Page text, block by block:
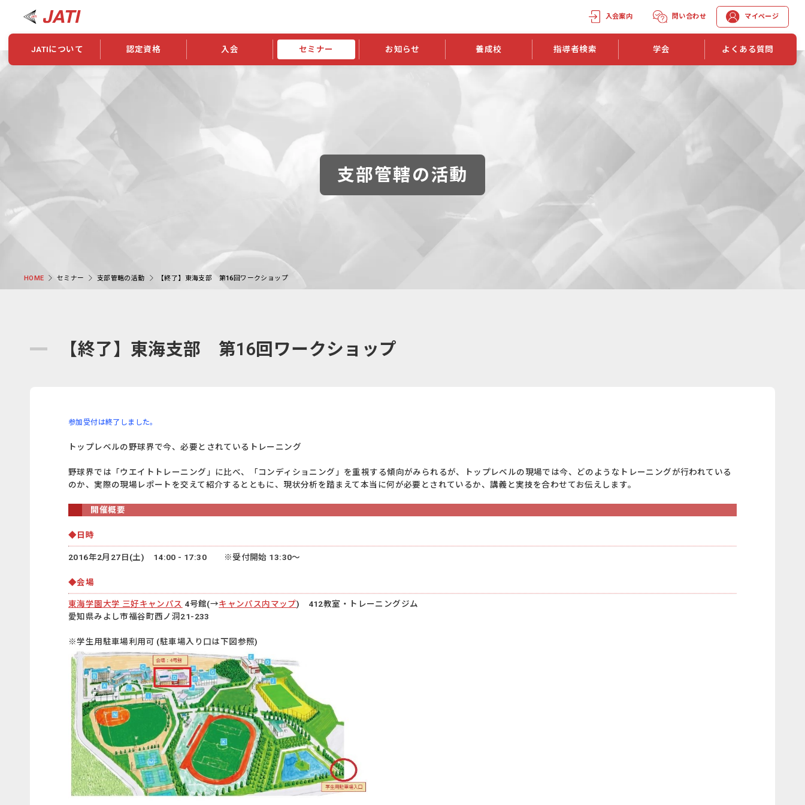
入会案内 問い合わせ マイページ
JATIについて
JATIについて
JATIの発行物
認定資格
資格について
2026年認定試験実施要項
資格について
准トレーニング指導者について
資格の更新
入会 セミナー お知らせ
スポンサー・賛助会員ニュース
養成校 指導者検索
指導者検索ご利用案内
学会
学会概要
学会大会 学会誌
よくある質問
認定資格および継続単位関係
支部管轄の活動
HOME セミナー 支部管轄の活動 【終了】東海支部 第16回ワークショップ
【終了】東海支部 第16回ワークショップ
参加受付は終了しました。
トップレベルの野球界で今、必要とされているトレーニング
野球界では「ウエイトトレーニング」に比べ、「コンディショニング」を重視する傾向がみられるが、トップレベルの現場では今、どのようなトレーニングが行われている
のか、実際の現場レポートを交えて紹介するとともに、現状分析を踏まえて本当に何が必要とされているか、講義と実技を合わせてお伝えします。
開催概要
◆日時
2016年2月27日(土) 14:00 - 17:30 ※受付開始 13:30～
◆会場
東海学園大学 三好キャンパス 4号館(→キャンパス内マップ) 412教室・トレーニングジム
愛知県みよし市福谷町西ノ洞21-233
※学生用駐車場利用可 (駐車場入り口は下図参照)